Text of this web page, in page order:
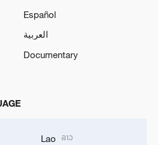
Español
العربية
Documentary
Lao ລາວ